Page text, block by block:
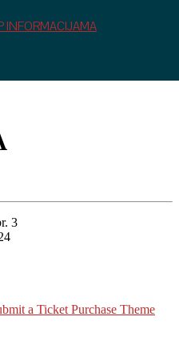
INFORMACIJAMA
3
a Ticket Purchase Theme